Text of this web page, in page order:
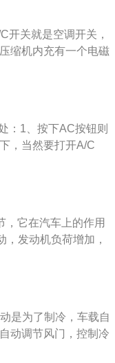
气是由汽车的散热水
，所以不需要按AC
开关就是空调开关，
缩机内充有一个电磁
机工作，否则压缩机
机吹出来的风才会是
，然后将温度选择开
是自动空调，那么只
和车外温度的温度
提高，这个时候需
：1、按下AC按钮则
，当然要打开A/C
制热与压缩机没有丝
通过鼓风机把热量吹
季使用空调暖风时，
必要的动力损耗，所
空调暖风产生任何
，它在汽车上的作用
发动机负荷增加，
是手动还是自动空调
吸入蒸发器出口处
压缩机。2、散热过
度的降低，制冷剂气
压力较高的制冷剂液
（细小液滴）排出膨
是为了制冷，车载自
动调节风门，控制冷
调的注意事项：1、